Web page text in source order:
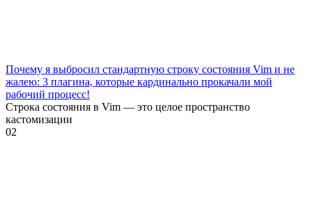
Почему я выбросил стандартную строку состояния Vim и не
жалею: 3 плагина, которые кардинально прокачали мой
рабочий процесс!
Строка состояния в Vim — это целое пространство
кастомизации
02